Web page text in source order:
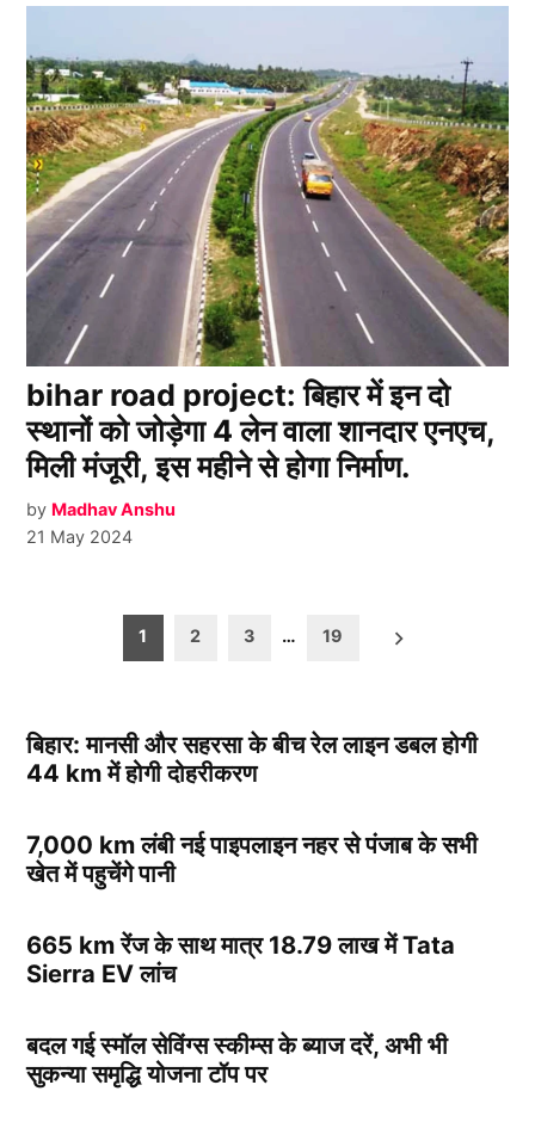
bihar road project: बिहार में इन दो
स्थानों को जोड़ेगा 4 लेन वाला शानदार एनएच,
मिली मंजूरी, इस महीने से होगा निर्माण.
by Madhav Anshu
21 May 2024
pagination
1 2 3 … 19
बिहार: मानसी और सहरसा के बीच रेल लाइन डबल होगी
44 km में होगी दोहरीकरण
7,000 km लंबी नई पाइपलाइन नहर से पंजाब के सभी
खेत में पहुचेंगे पानी
665 km रेंज के साथ मात्र 18.79 लाख में Tata
Sierra EV लांच
बदल गई स्मॉल सेविंग्स स्कीम्स के ब्याज दरें, अभी भी
सुकन्या समृद्धि योजना टॉप पर